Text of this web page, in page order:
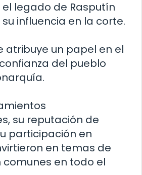
legado de Rasputín
influencia en la corte.
atribuye un papel en el
del pueblo
su reputación de
participación en
en temas de
en todo el